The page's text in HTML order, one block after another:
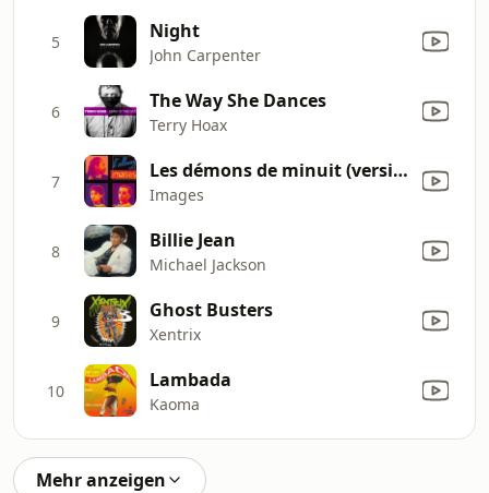
5 Night
John Carpenter
6 The Way She Dances
Terry Hoax
7 Les démons de minuit (version longue)
Images
8 Billie Jean
Michael Jackson
9 Ghost Busters
Xentrix
10 Lambada
Kaoma
Mehr anzeigen